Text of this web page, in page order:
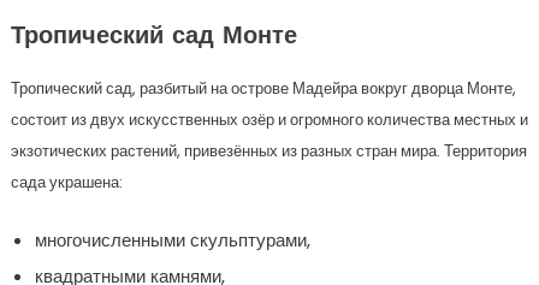
Тропический сад Монте
Тропический сад, разбитый на острове Мадейра вокруг дворца Монте,
состоит из двух искусственных озёр и огромного количества местных и
экзотических растений, привезённых из разных стран мира. Территория
сада украшена:
многочисленными скульптурами,
квадратными камнями,